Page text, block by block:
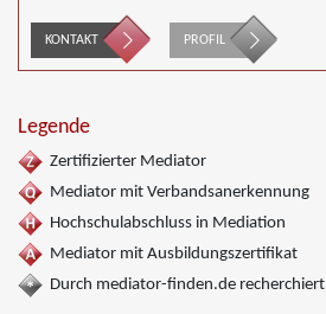
KONTAKT PROFIL
Legende
Zertifizierter Mediator
Mediator mit Verbandsanerkennung
Hochschulabschluss in Mediation
Mediator mit Ausbildungszertifikat
Durch mediator-finden.de recherchiert